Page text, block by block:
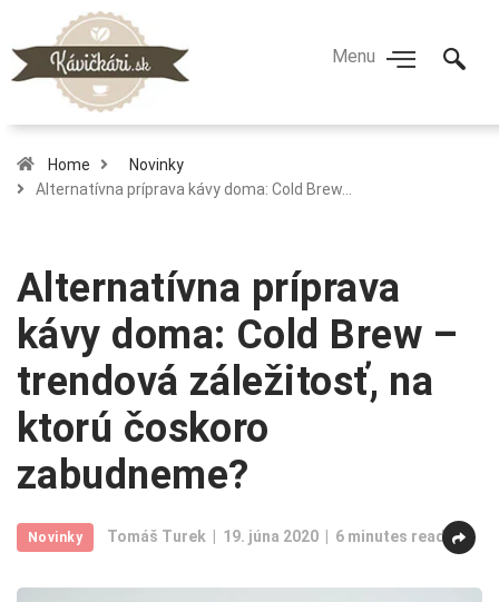
Home
Novinky
Alternatívna príprava kávy doma: Cold Brew…
Alternatívna príprava
kávy doma: Cold Brew –
trendová záležitosť, na
ktorú čoskoro
zabudneme?
Novinky Tomáš Turek 19. júna 2020 6 minutes read